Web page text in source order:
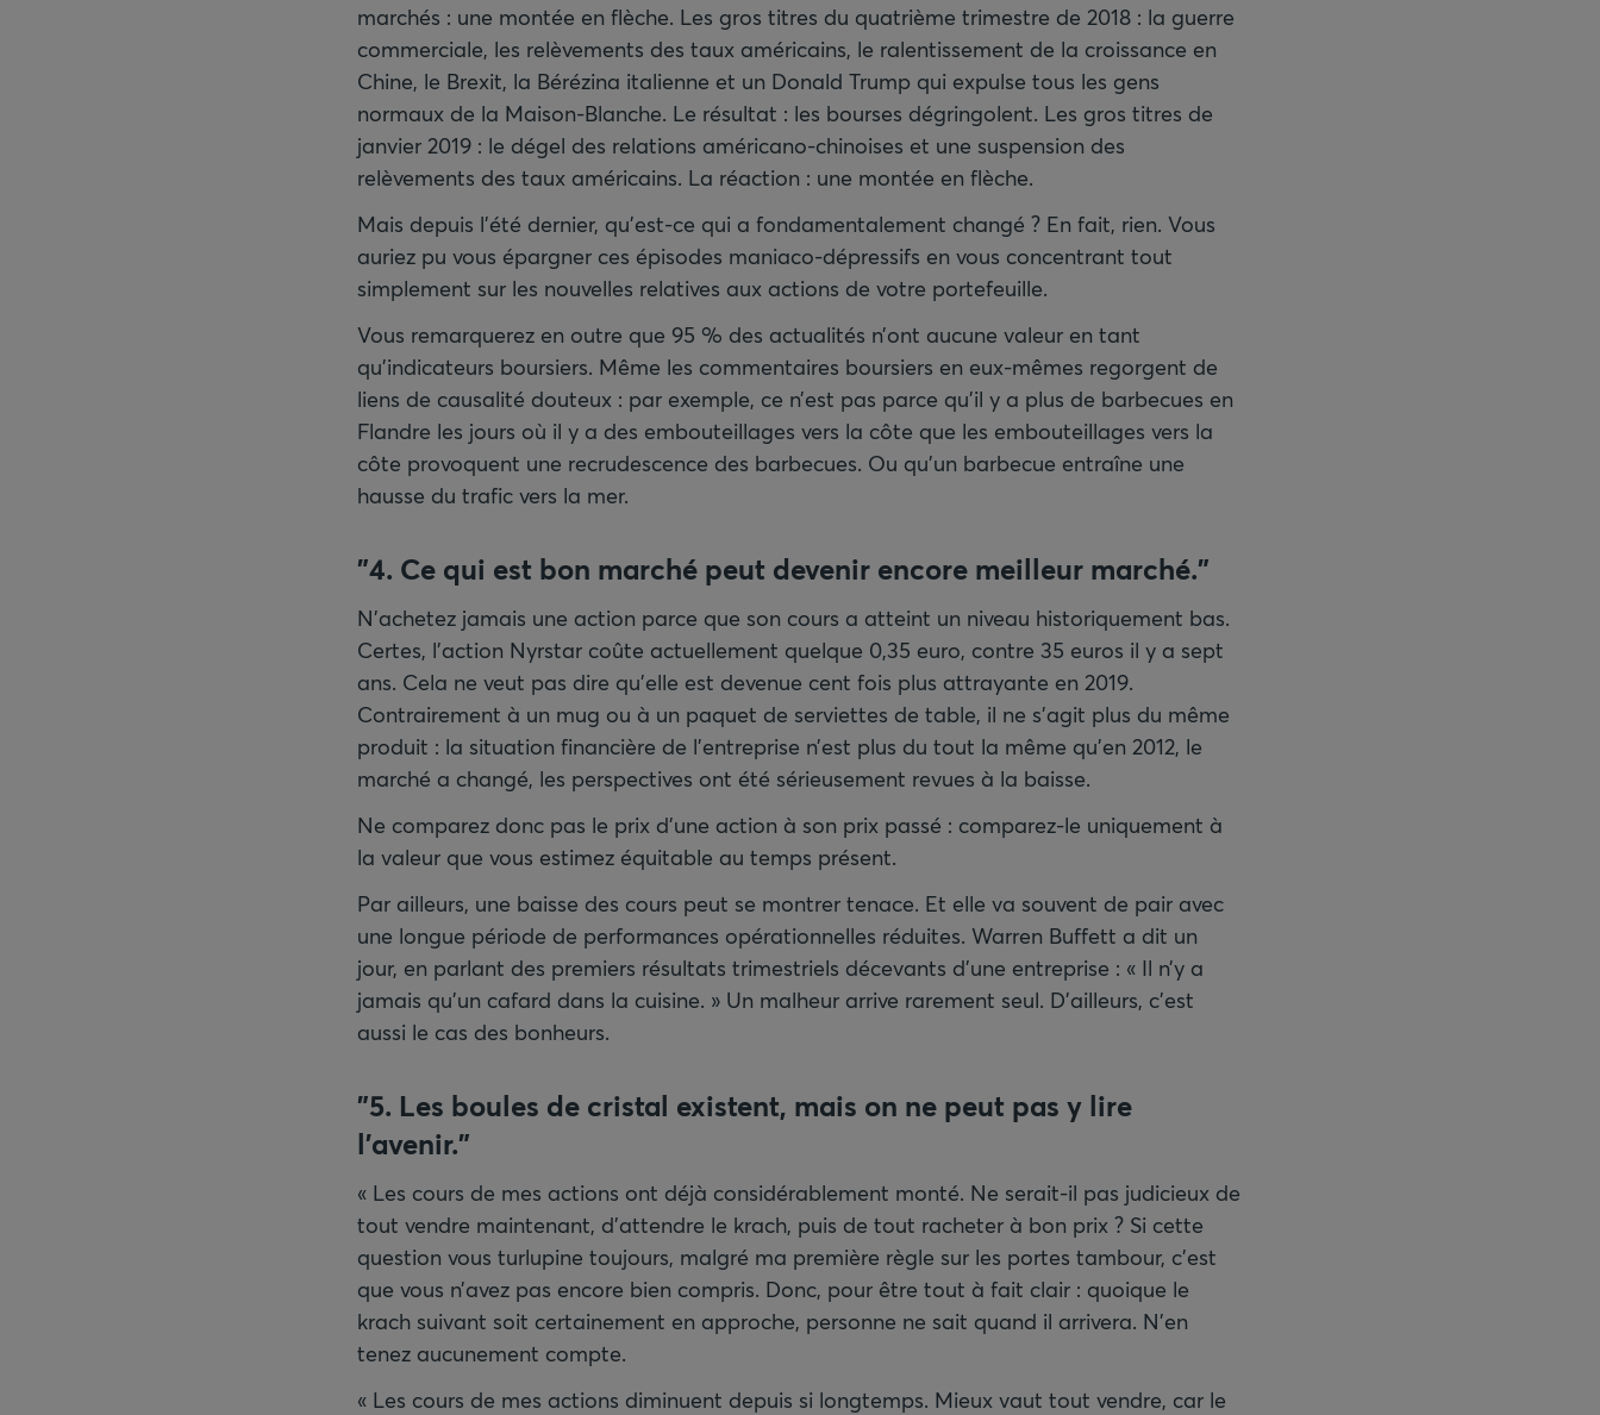
marchés : une montée en flèche. Les gros titres du quatrième trimestre de 2018 : la guerre
commerciale, les relèvements des taux américains, le ralentissement de la croissance en
Chine, le Brexit, la Bérézina italienne et un Donald Trump qui expulse tous les gens
normaux de la Maison-Blanche. Le résultat : les bourses dégringolent. Les gros titres de
janvier 2019 : le dégel des relations américano-chinoises et une suspension des
relèvements des taux américains. La réaction : une montée en flèche.
Mais depuis l’été dernier, qu’est-ce qui a fondamentalement changé ? En fait, rien. Vous
auriez pu vous épargner ces épisodes maniaco-dépressifs en vous concentrant tout
simplement sur les nouvelles relatives aux actions de votre portefeuille.
Vous remarquerez en outre que 95 % des actualités n’ont aucune valeur en tant
qu’indicateurs boursiers. Même les commentaires boursiers en eux-mêmes regorgent de
liens de causalité douteux : par exemple, ce n’est pas parce qu’il y a plus de barbecues en
Flandre les jours où il y a des embouteillages vers la côte que les embouteillages vers la
côte provoquent une recrudescence des barbecues. Ou qu’un barbecue entraîne une
hausse du trafic vers la mer.
"4. Ce qui est bon marché peut devenir encore meilleur marché."
N’achetez jamais une action parce que son cours a atteint un niveau historiquement bas.
Certes, l’action Nyrstar coûte actuellement quelque 0,35 euro, contre 35 euros il y a sept
ans. Cela ne veut pas dire qu’elle est devenue cent fois plus attrayante en 2019.
Contrairement à un mug ou à un paquet de serviettes de table, il ne s’agit plus du même
produit : la situation financière de l’entreprise n’est plus du tout la même qu’en 2012, le
marché a changé, les perspectives ont été sérieusement revues à la baisse.
Ne comparez donc pas le prix d’une action à son prix passé : comparez-le uniquement à
la valeur que vous estimez équitable au temps présent.
Par ailleurs, une baisse des cours peut se montrer tenace. Et elle va souvent de pair avec
une longue période de performances opérationnelles réduites. Warren Buffett a dit un
jour, en parlant des premiers résultats trimestriels décevants d’une entreprise : « Il n’y a
jamais qu’un cafard dans la cuisine. » Un malheur arrive rarement seul. D’ailleurs, c’est
aussi le cas des bonheurs.
"5. Les boules de cristal existent, mais on ne peut pas y lire
l’avenir."
« Les cours de mes actions ont déjà considérablement monté. Ne serait-il pas judicieux de
tout vendre maintenant, d’attendre le krach, puis de tout racheter à bon prix ? Si cette
question vous turlupine toujours, malgré ma première règle sur les portes tambour, c’est
que vous n’avez pas encore bien compris. Donc, pour être tout à fait clair : quoique le
krach suivant soit certainement en approche, personne ne sait quand il arrivera. N’en
tenez aucunement compte.
« Les cours de mes actions diminuent depuis si longtemps. Mieux vaut tout vendre, car le